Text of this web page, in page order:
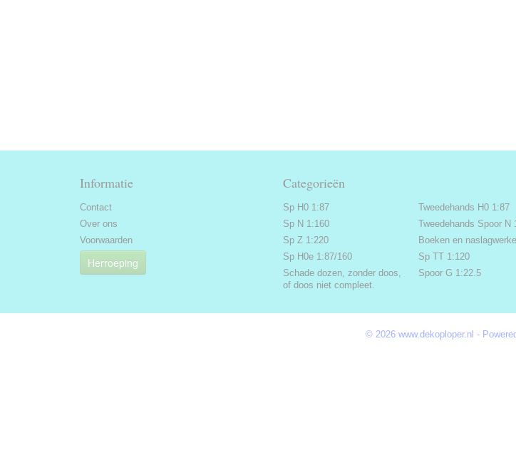
Informatie
Contact
Over ons
Voorwaarden
Herroeping
Categorieën
Sp H0 1:87
Sp N 1:160
Sp Z 1:220
Sp H0e 1:87/160
Schade dozen, zonder doos,
of doos niet compleet.
Tweedehands H0 1:87
Tweedehands Spoor N
Boeken en
Sp TT 1:120
Spoor G 1:22.5
© 2026 www.dekoploper.nl -